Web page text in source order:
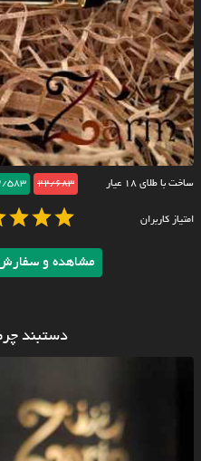
ساخت با طلای ۱۸ عیار 22/683
583
امتیاز کاربران
مشاهده و سفارش
دستبند